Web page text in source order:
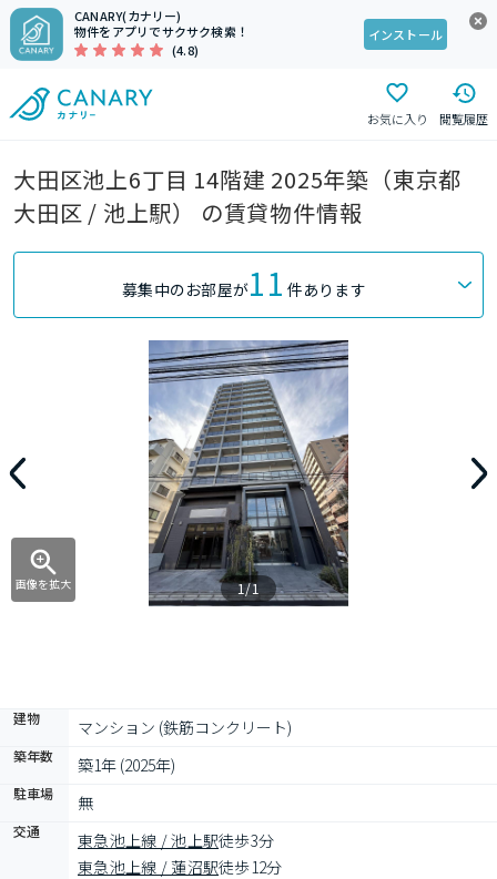
CANARY(カナリー)
物件をアプリでサクサク検索！
(4.8)
インストール
お気に入り 閲覧履歴
大田区池上6丁目 14階建 2025年築（東京都
大田区 / 池上駅） の賃貸物件情報
募集中のお部屋が11 件あります
画像を拡大 1/1
建物 マンション (鉄筋コンクリート)
築年数 築1年 (2025年)
駐車場 無
交通 東急池上線 / 池上駅徒歩3分
東急池上線 / 蓮沼駅徒歩12分